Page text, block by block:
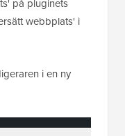
på pluginets
webbplats' i
i en ny